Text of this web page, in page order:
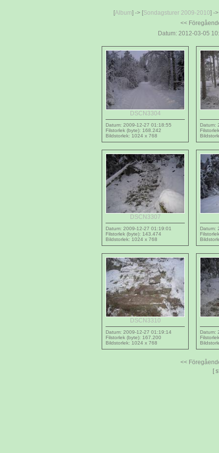
[Album] -> [Sondagsturer 2009-2010] -
<<
Datum: 2012-03-05
DSCN3304
Datum: 2009-12-27 01:18:55
Filstorlek (byte): 168.242
Bildstorlek: 1024 x 768
Datum:
DSCN3307
Datum: 2009-12-27 01:19:01
Filstorlek (byte): 143.474
Bildstorlek: 1024 x 768
Datum:
DSCN3310
Datum: 2009-12-27 01:19:14
Filstorlek (byte): 167.200
Bildstorlek: 1024 x 768
Datum:
<<
[